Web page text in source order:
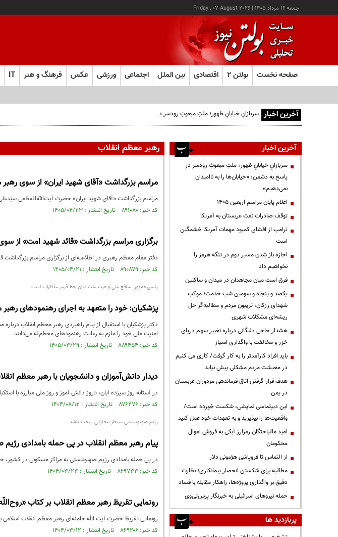
جمعه ۱۶ مرداد ۱۴۰۵ |
Friday , 07 August 2026
صفحه نخست بولتن ۲ اقتصادی بین الملل اجتماعی ورزشی عکس فرهنگ و هنر IT
آخرین اخبار سربازانِ خیابانِ ظهور؛ ملتِ مبعوثِ رودسر در پاسخ به دشمن: «خیابان‌ها را به ناامیدان نمی‌دهیم»
رهبر معظم انقلاب
مراسم بزرگداشت «آقای شهید ایران» از سوی
مراسم بزرگداشت «آقای شهید ایران» حضرت آیت‌الله‌العظمی
کد خبر: ۸۹۱۰۸۰ تاریخ انتشار : ۱۴۰۵/۰۴/۲۳
برگزاری مراسم بزرگداشت «قائد شهید امت» از
دفتر مقام معظم رهبری در اطلاعیه‌ای از برگزاری مراسم
کد خبر: ۸۹۰۸۷۹ تاریخ انتشار : ۱۴۰۵/۰۴/۲۱
رئیس‌جمهور: منافع ملی و عزت ملت ایران خط قرمز مذاکرات است
پزشکیان: خود را متعهد به اجرای رهنمودهای
دکتر پزشکیان با استقبال از پیام راهبردی رهبر معظم انقلاب
امنیت ملی خود را ملزم به رعایت رهنمودهای معظم‌له می‌دانند.
کد خبر: ۸۸۹۴۵۴ تاریخ انتشار : ۱۴۰۵/۰۳/۲۹
دیدار دانش‌آموزان و دانشجویان با رهبر معظم
در آستانه روز سیزده آبان، «روز دانش آموز و روز ملی مبارزه با
کد خبر: ۸۷۶۴۷۶ تاریخ انتشار : ۱۴۰۴/۰۸/۱۲
رژیم صهیونیستی منتظر مجازاتی سخت باشد
پیام رهبر معظم انقلاب در پی حمله بامدادی
در پی حمله بامدادی رژیم صهیونیستی به مراکز مسکونی در کشور،
کد خبر: ۸۶۹۷۳۳ تاریخ انتشار : ۱۴۰۴/۰۳/۲۳
رونمایی تقریظ رهبر معظم انقلاب بر کتاب
رونمایی تقریظ حضرت آیت الله خامنه‌ای رهبر معظم انقلاب اسلامی بر کتاب
کد خبر: ۸۶۹۲۰۶ تاریخ انتشار : ۱۴۰۴/۰۳/۱۲
آخرین اخبار
سربازانِ خیابانِ ظهور؛ ملتِ مبعوثِ رودسر در
پاسخ به دشمن: «خیابان‌ها را به ناامیدان
نمی‌دهیم»
اعلام پایان مراسم اربعین ۱۴۰۵
توقف صادرات نفت عربستان به آمریکا
ترامپ از افشای کمبود مهمات آمریکا خشمگین
است
اجازه باز شدن مسیر دوم در تنگه هرمز را
نخواهیم داد
فرق است میان مجاهدان در میدان و ساکتین
یکصد و پنجاه و سومین شب خدمت؛ موکب
شهدای رزکان، تریبون مردم و مطالبه‌گر حل
ریشه‌ای مشکلات شهری
هشدار حاجی دلیگانی درباره تغییر سهم دریای
خزر و مخالفت با واگذاری امتیاز
باید افراد کارآمدتر را به کار گرفت/ کاری می کنیم
در معیشت مردم مشکلی پیش نیاید
هدف قرار گرفتن اتاق‌ فرماندهی مزدوران عربستان
در یمن
این دیپلماسی نمایشی، شکست خورده است/
واقعیت‌ها را بپذیرید و به تعهدات خود عمل کنید
امید مالباختگان رمزارز آبکی به فروش اموال
محکومان
از التماس تا فروپاشی هژمونی دلار
مطالبه برای شکستن انحصار پیمانکاری؛ نظارت
دقیق بر واگذاری پروژه‌ها، راهکار مقابله با فساد
حمله نیروهای اسرائیلی به خبرنگار پرس‌تی‌وی
پربازدید ها